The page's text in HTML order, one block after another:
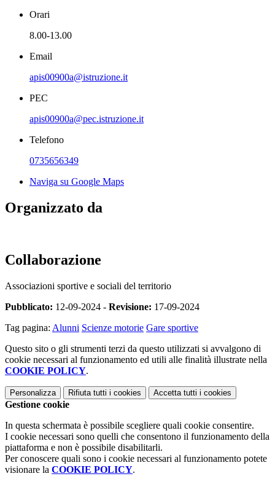
Orari
8.00-13.00
Email
apis00900a@istruzione.it
PEC
apis00900a@pec.istruzione.it
Telefono
0735656349
Naviga su Google Maps
Organizzato da
Collaborazione
Associazioni sportive e sociali del territorio
Pubblicato: 12-09-2024 - Revisione: 17-09-2024
Tag pagina: Alunni Scienze motorie Gare sportive
Questo sito o gli strumenti terzi da questo utilizzati si avvalgono di
cookie necessari al funzionamento ed utili alle finalità illustrate nella
COOKIE POLICY.
Personalizza Rifiuta tutti i cookies Accetta tutti i cookies
Gestione cookie
In questa schermata è possibile scegliere quali cookie consentire.
I cookie necessari sono quelli che consentono il funzionamento della
piattaforma e non è possibile disabilitarli.
Per conoscere quali sono i cookie necessari al funzionamento potete
visionare la COOKIE POLICY.